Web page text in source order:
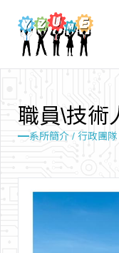
系所簡介 / 行政團隊
職員\技術